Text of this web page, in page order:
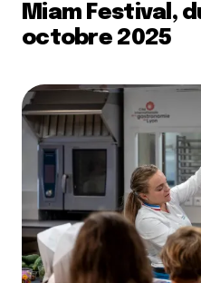
Miam Festival,
octobre 2025